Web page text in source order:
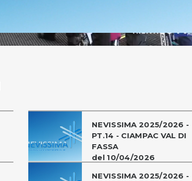
NEVISSIMA 2025/2026 -
PT.14 - CIAMPAC VAL DI
FASSA
del 10/04/2026
NEVISSIMA 2025/2026 -